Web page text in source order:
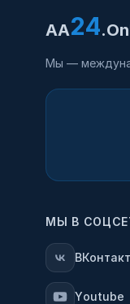
AA24
Мы —
МЫ В
Youtube